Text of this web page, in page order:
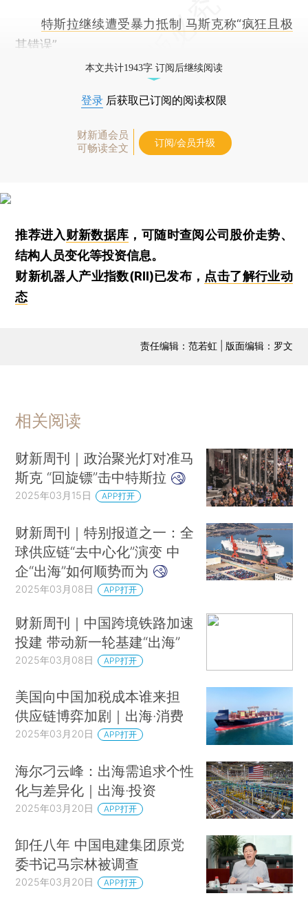
特斯拉继续遭受暴力抵制 马斯克称“疯狂且极
其错误”
本文共计1943字 订阅后继续阅读
登录 后获取已订阅的阅读权限
财新通会员
可畅读全文
订阅/会员升级
推荐进入财新数据库 ，可随时查阅公司股价走势、
结构人员变化等投资信息。
财新机器人产业指数(RII)已发布， 点击了解行业动
态
责任编辑：范若虹 | 版面编辑：罗文
相关阅读
财新周刊｜政治聚光灯对准马
斯克 “回旋镖”击中特斯拉
2025年03月15日 APP打开
财新周刊｜特别报道之一：全
球供应链“去中心化”演变 中
企“出海”如何顺势而为
2025年03月08日 APP打开
财新周刊｜中国跨境铁路加速
投建 带动新一轮基建“出海”
2025年03月08日 APP打开
美国向中国加税成本谁来担
供应链博弈加剧｜出海·消费
2025年03月20日 APP打开
海尔刁云峰：出海需追求个性
化与差异化｜出海·投资
2025年03月20日 APP打开
卸任八年 中国电建集团原党
委书记马宗林被调查
2025年03月20日 APP打开